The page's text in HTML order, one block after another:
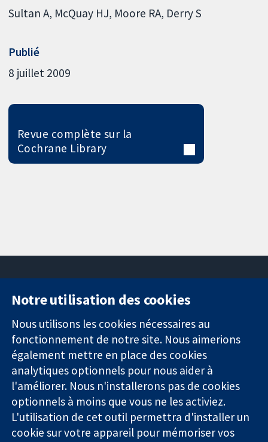
Sultan A McQuay HJ Moore RA Derry S
Publié
8 juillet 2009
Revue complète sur la
Cochrane Library
Des données
probantes.
Des décisions
éclairées.
Une meilleure
santé.
11-13 Cavendish
Square
Londres
W1G0AN
Royaume-Uni
nous
Actualités
Service de
presse
Qui sommes-
nous
Offres
d'emploi
Library
Notre utilisation des cookies
Nous utilisons les cookies nécessaires au
fonctionnement de notre site. Nous aimerions
également mettre en place des cookies
analytiques optionnels pour nous aider à
l'améliorer. Nous n'installerons pas de cookies
optionnels à moins que vous ne les activiez.
L'utilisation de cet outil permettra d'installer un
cookie sur votre appareil pour mémoriser vos